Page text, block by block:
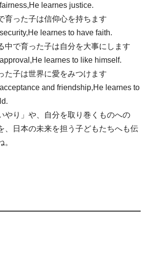
learnes justice.
育った子は信仰心を持ちます
learnes to have faith.
中で育った子は自分を大事にします
learnes to like himself.
た子は世界に愛をみつけます
and friendship,He learnes to
やり」や、自分を取り巻くものへの
、日本の未来を担う子どもたちへも伝